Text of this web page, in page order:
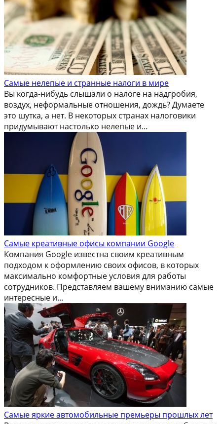
Самые нелепые и странные налоги в мире
Вы когда-нибудь слышали о налоге на надгробия,
воздух, неформальные отношения, дождь? Думаете
это шутка, а нет. В некоторых странах налоговики
придумывают настолько нелепые и...
Самые креативные офисы компании Google
Компания Google известна своим креативным
подходом к оформлению своих офисов, в которых
максимально комфортные условия для работы
сотрудников. Представляем вашему вниманию самые
интересные и...
Самые яркие автомобильные премьеры прошлых лет